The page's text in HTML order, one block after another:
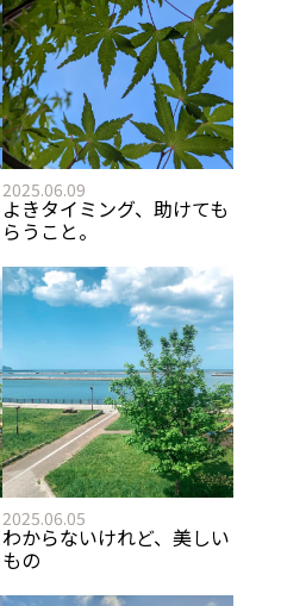
2025.06.09
よきタイミング、助けても
らうこと。
2025.06.05
わからないけれど、美しい
もの